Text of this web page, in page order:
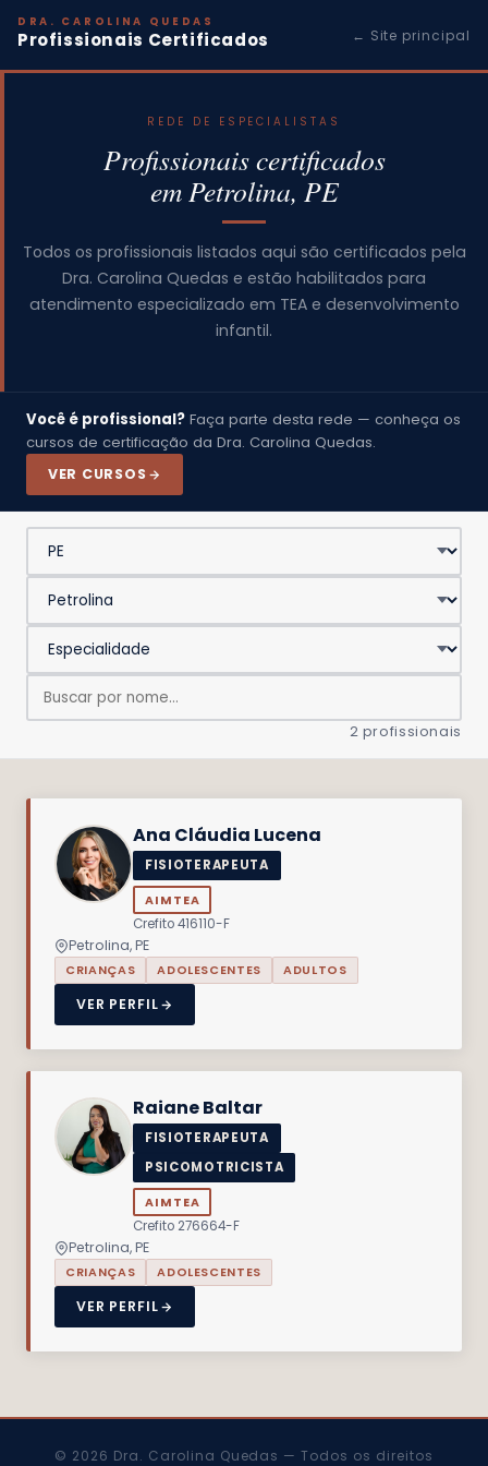
DRA. CAROLINA QUEDAS
Profissionais Certificados ← Site principal
REDE DE ESPECIALISTAS
Profissionais certificados
em Petrolina, PE
Todos os profissionais listados aqui são certificados pela
Dra. Carolina Quedas e estão habilitados para
atendimento especializado em TEA e desenvolvimento
infantil.
Você é profissional? Faça parte desta rede — conheça os
cursos de certificação da Dra. Carolina Quedas.
VER CURSOS
2 profissionais
Ana Cláudia Lucena
FISIOTERAPEUTA
AIMTEA
Crefito 416110-F
Petrolina, PE
CRIANÇAS ADOLESCENTES ADULTOS
VER PERFIL
Raiane Baltar
FISIOTERAPEUTA
PSICOMOTRICISTA
AIMTEA
Crefito 276664-F
Petrolina, PE
CRIANÇAS ADOLESCENTES
VER PERFIL
© 2026 Dra. Carolina Quedas — Todos os direitos